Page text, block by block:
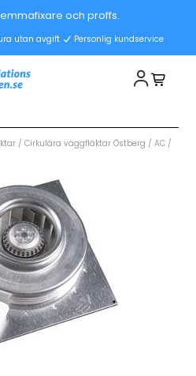
och proffs.
utan avgift Personlig kundservice
/ Cirkulära väggfläktar Östberg / AC /